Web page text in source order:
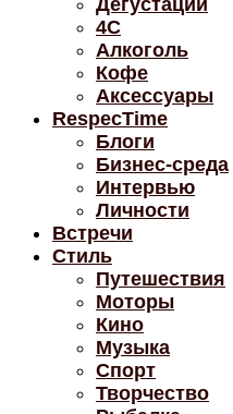
Дегустации
4C
Алкоголь
Кофе
Аксессуары
RespecTime
Блоги
Бизнес-среда
Интервью
Личности
Встречи
Стиль
Путешествия
Моторы
Кино
Музыка
Спорт
Творчество